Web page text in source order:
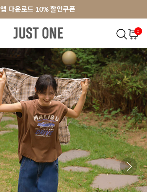
앱 다운로드 10% 할인쿠폰
회원가입 쿠폰 3000원
앱 다운로드 10% 할인쿠폰
회원가입 쿠폰 3000원
0
오늘출발 MADE . J 상의 팬츠 아